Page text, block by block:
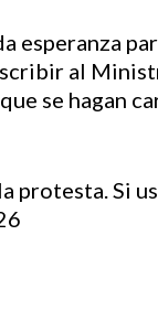
esperanza
al
se hagan
protesta. Si